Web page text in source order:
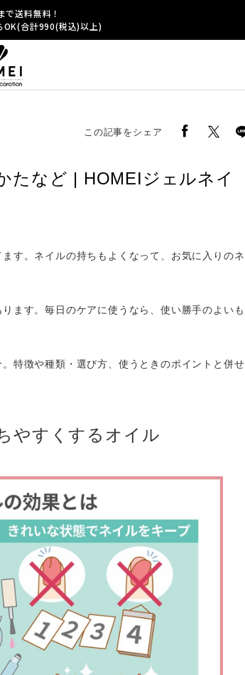
送料無料！
OK(合計990(税込)以上)
この記事をシェア
たなど | HOMEIジェルネイ
す。ネイルの持ちもよくなって、お気に入りのネ
ます。毎日のケアに使うなら、使い勝手のよいも
特徴や種類・選び方、使うときのポイントと併せ
やすくするオイル